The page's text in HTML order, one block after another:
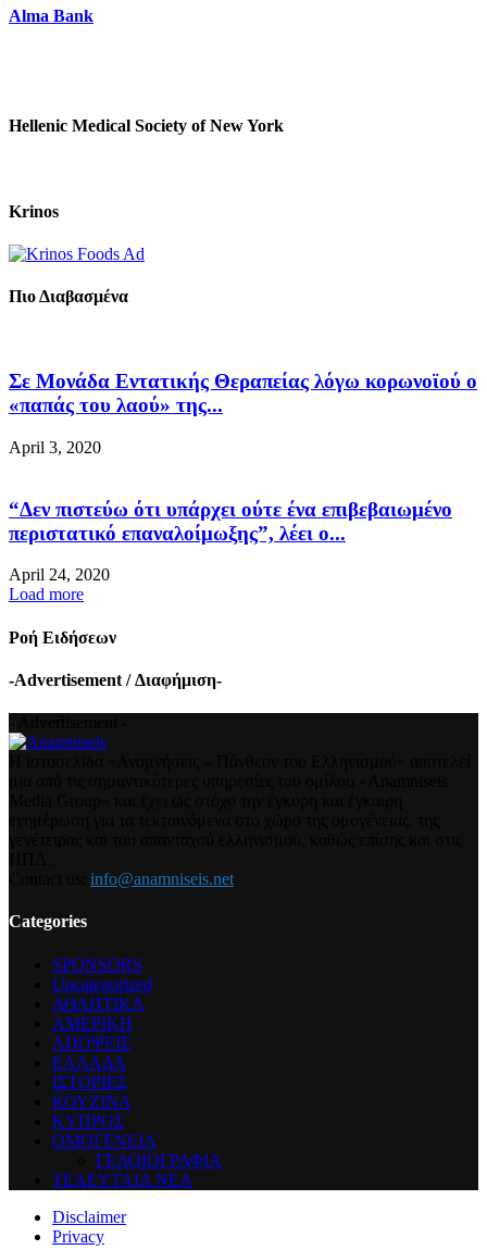
Alma Bank
Hellenic Medical Society of New York
Krinos
Πιο Διαβασμένα
Σε Μονάδα Εντατικής Θεραπείας λόγω κορωνοϊού ο
«παπάς του λαού» της...
April 3, 2020
“Δεν πιστεύω ότι υπάρχει ούτε ένα επιβεβαιωμένο
περιστατικό επαναλοίμωξης”, λέει ο...
April 24, 2020
Load more
Ροή Ειδήσεων
-Advertisement / Διαφήμιση-
info@anamniseis.net
Categories
SPONSORS
Uncategorized
ΑΘΛΗΤΙΚΑ
ΑΜΕΡΙΚΗ
ΑΠΟΨΕΙΣ
ΕΛΛΑΔΑ
ΙΣΤΟΡΙΕΣ
ΚΟΥΖΙΝΑ
ΚΥΠΡΟΣ
ΟΜΟΓΕΝΕΙΑ
ΓΕΛΟΙΟΓΡΑΦΙΑ
ΤΕΛΕΥΤΑΙΑ ΝΕΑ
Disclaimer
Privacy